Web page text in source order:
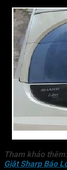
Tham khảo thêm:
Giặt Sharp Báo